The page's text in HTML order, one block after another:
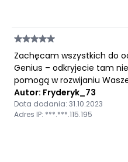
Zachęcam wszystkich do
Genius – odkryjecie tam
pomogą w rozwijaniu
Autor: Fryderyk_73
Data dodania: 31.10.2023
Adres IP: ***.***.115.195